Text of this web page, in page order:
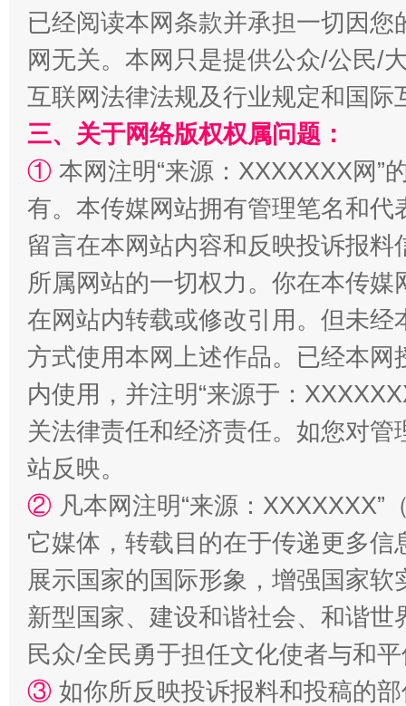
解纷+调解+退费，一次搞定
站台名比不上好声名
漫山遍野的桃花与雪山、麦地、白藏房 除
已经阅读本网条款并承担一切因
网无关。本网只是提供公众/公民/
互联网法律法规及行业规定和国
三、关于网络版权权属问题：
① 本网注明“来源：XXXXXXX网”
有。本传媒网站拥有管理笔名和
留言在本网站内容和反映投诉报
所属网站的一切权力。你在本传
在网站内转载或修改引用。但未
方式使用本网上述作品。已经本
内使用，并注明“来源于：
关法律责任和经济责任。如您对
站反映。
② 凡本网注明“来源：
它媒体，转载目的在于传递更多
展示国家的国际形象，增强国家
新型国家、建设和谐社会、和谐
民众/全民勇于担任文化使者与和
③ 如你所反映投诉报料和投稿的